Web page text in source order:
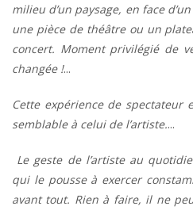
milieu d’un paysage, en face
une pièce de théâtre ou un
concert. Moment privilégié de
changée !
Cette expérience de spectateur
semblable à celui de l’artiste.
Le geste de l’artiste au
qui le pousse à exercer
avant tout. Rien à faire, il ne